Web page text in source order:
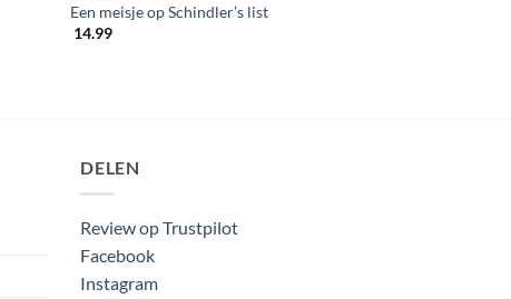
Een meisje op Schindler’s list
14.99
DELEN
Review op Trustpilot
Facebook
Instagram